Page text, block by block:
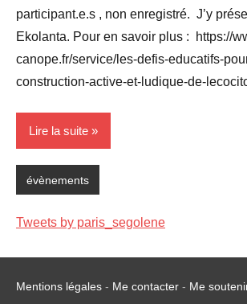
participant.e.s , non enregistré. J’y
Ekolanta. Pour en savoir plus : https://
canope.fr/service/les-defis-educatifs-
construction-active-et-ludique-de-
Lire la suite
évènements
Tweets by paris_segolene
Mentions légales - Me contacter - Me